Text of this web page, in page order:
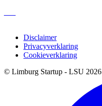
Disclaimer
Privacyverklaring
Cookieverklaring
© Limburg Startup - LSU 2026